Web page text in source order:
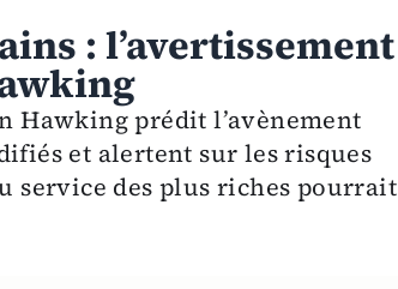
: l’avertissement
Hawking prédit l’avènement
et alertent sur les risques
service des plus riches pourrait